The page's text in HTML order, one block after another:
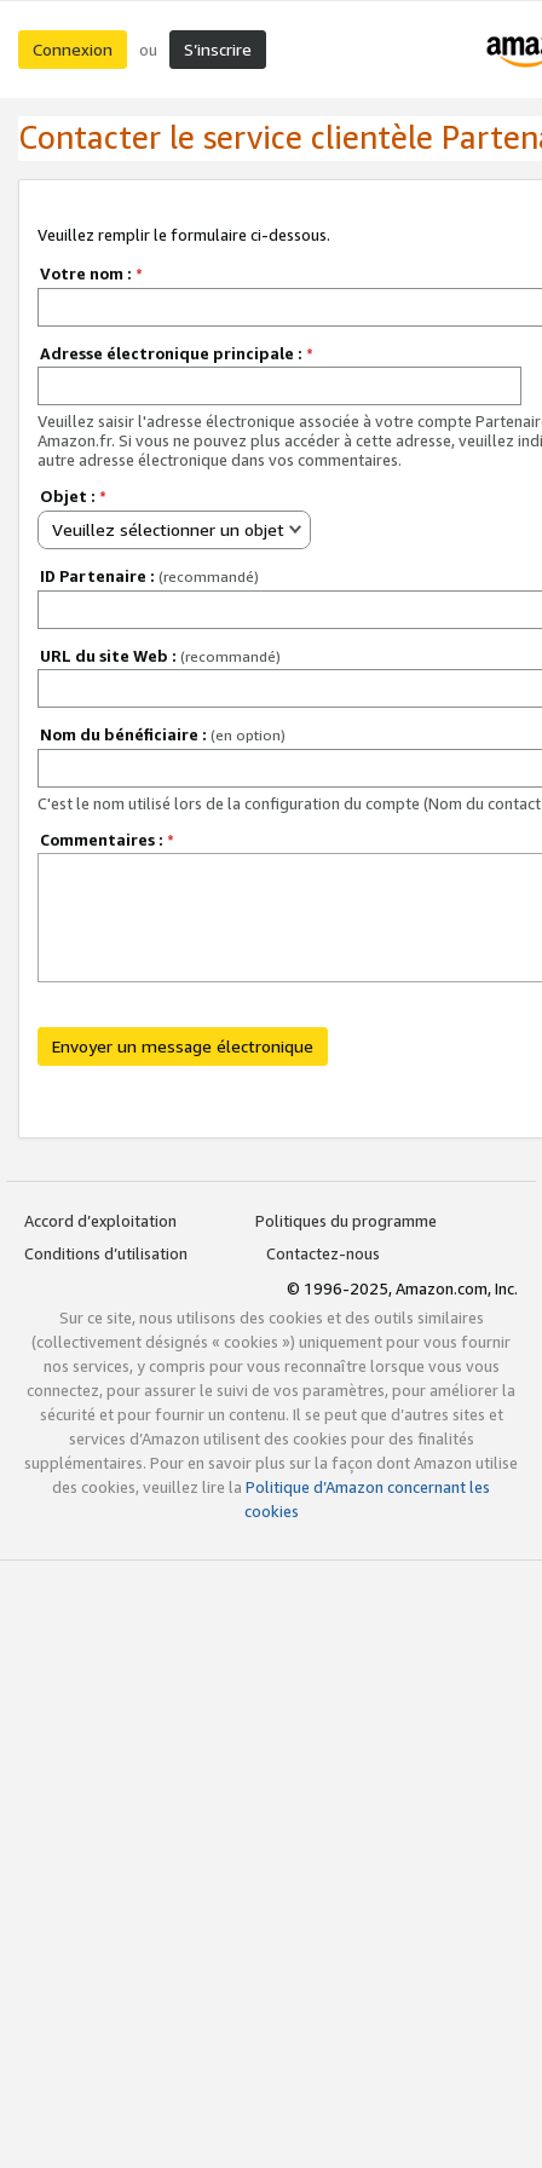
Connexion ou S’inscrire
Contacter le service clientèle
Veuillez remplir le formulaire ci-dessous.
Votre nom : *
Adresse électronique principale : *
Veuillez saisir l'adresse électronique associée à votre compte
Amazon.fr. Si vous ne pouvez plus accéder à cette adresse, veuillez
autre adresse électronique dans vos commentaires.
Objet : *
Veuillez sélectionner un objet
ID Partenaire : (recommandé)
URL du site Web : (recommandé)
Nom du bénéficiaire : (en option)
C'est le nom utilisé lors de la configuration du compte (Nom du
Commentaires : *
Envoyer un message électronique
Accord d’exploitation
Politiques du programme
Conditions d’utilisation
Contactez-nous
© 1996-2025, Amazon.com, Inc.
Sur ce site, nous utilisons des cookies et des outils similaires
(collectivement désignés « cookies ») uniquement pour vous fournir
nos services, y compris pour vous reconnaître lorsque vous vous
connectez, pour assurer le suivi de vos paramètres, pour améliorer la
sécurité et pour fournir un contenu. Il se peut que d’autres sites et
services d’Amazon utilisent des cookies pour des finalités
supplémentaires. Pour en savoir plus sur la façon dont Amazon utilise
des cookies, veuillez lire la Politique d’Amazon concernant les
cookies